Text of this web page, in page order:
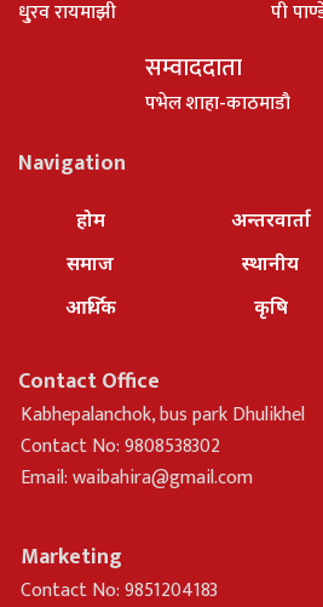
धु्रव रायमाझी पी
सम्वाददाता
पभेल शाहा-काठमाडौ
Navigation
होम
समाज
आर्थिक
अन्तरवार्ता
स्थानीय
कृषि
Contact Office
Kabhepalanchok, bus park Dhulikhel
Contact No: 9808538302
Email:waibahira@gmail.com
Marketing
Contact No: 9851204183